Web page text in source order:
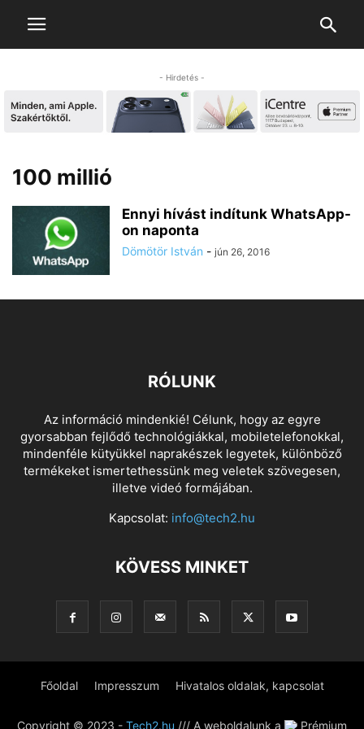
- Hirdetés -
100 millió
Ennyi hívást indítunk WhatsApp-
on naponta
Dömötör István - jún 26, 2016
RÓLUNK
Az információ mindenkié! Célunk, hogy az egyre
gyorsabban fejlődő technológiákkal, mobiletelefonokkal,
mindenféle kütyükkel naprakészek legyetek, különböző
termékeket ismertethessünk meg veletek szövegesen,
illetve videó formájában.
Kapcsolat: info@tech2.hu
KÖVESS MINKET
Főoldal Impresszum Hivatalos oldalak, kapcsolat
Copyright © 2023 - Tech2.hu /// A weboldalunk a Prémium